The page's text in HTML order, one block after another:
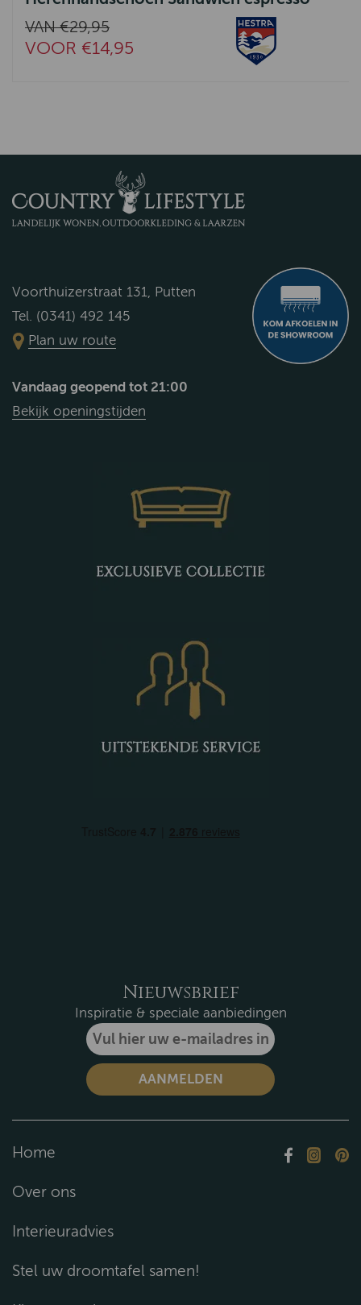
VAN €29,95
VOOR €14,95
Voorthuizerstraat 131, Putten
Tel. (0341) 492 145
Plan uw route
Vandaag geopend tot 21:00
Bekijk openingstijden
Nieuwsbrief
Inspiratie & speciale aanbiedingen
Home
Over ons
Interieuradvies
Stel uw droomtafel samen!